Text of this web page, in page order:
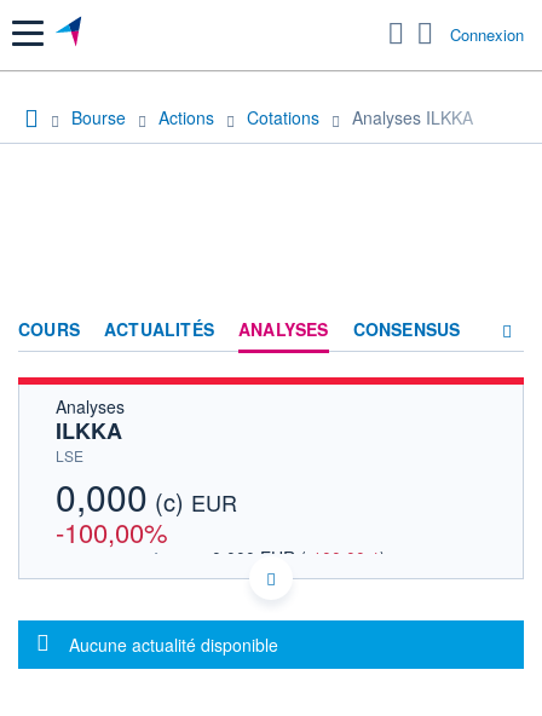
Menu Connexion
Bourse Actions Cotations Analyses ILKKA
COURS ACTUALITÉS ANALYSES CONSENSUS
Analyses
ILKKA
LSE
0,000 (c) EUR
-100,00%
0,000 EUR ( -100,00%)
DONNÉES TEMPS DIFFÉRÉ
Politique d'exécution
Cotation sur les autres places
Message d'information
Aucune actualité disponible